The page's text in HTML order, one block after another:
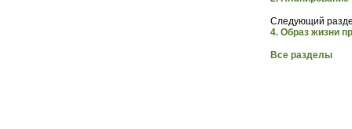
Следующий
4. Образ жизни
Все разделы